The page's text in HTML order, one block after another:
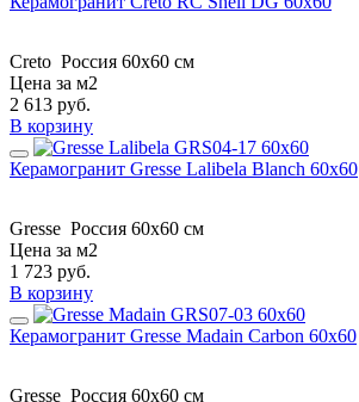
Creto Россия 60х60 см
Цена за м2
2 613 руб.
В корзину
Керамогранит Gresse Lalibela Blanch 60x60
Gresse Россия 60x60 см
Цена за м2
1 723 руб.
В корзину
Керамогранит Gresse Madain Carbon 60x60
Gresse Россия 60x60 см